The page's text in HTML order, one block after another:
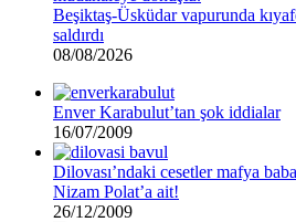
Beşiktaş-Üsküdar vapurunda
saldırdı
08/08/2026
Enver Karabulut’tan şok iddialar
16/07/2009
Dilovası’ndaki cesetler mafya
Nizam Polat’a ait!
26/12/2009